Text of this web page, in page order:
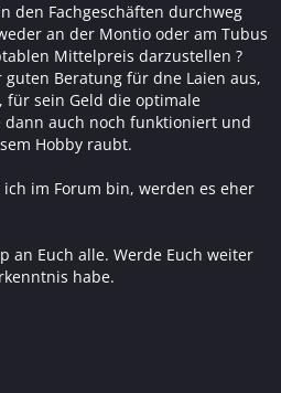
den Fachgeschäften durchweg
an der Montio oder am Tubus
Mittelpreis darzustellen ?
Beratung für dne Laien aus,
sein Geld die optimale
auch noch funktioniert und
Hobby raubt.
ich im Forum bin, werden es eher
an Euch alle. Werde Euch weiter
habe.